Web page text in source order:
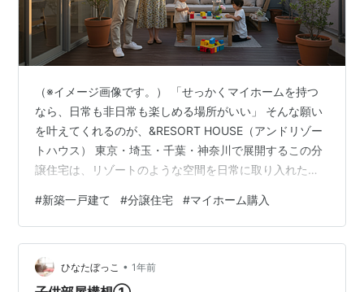
（※イメージ画像です。） 「せっかくマイホームを持つ
なら、日常も非日常も楽しめる場所がいい」 そんな願い
を叶えてくれるのが、&RESORT HOUSE（アンドリゾー
トハウス） 東京・埼玉・千葉・神奈川で展開するこの分
譲住宅は、リゾートのような空間を日常に取り入れた住
記事には一部広告と宣伝が含まれます。） 【目次】1．ま
るでリゾートホテル！贅沢設備が標準仕様2．安心の暮ら
しを支える制震・耐久システム3．20年先も価値ある住
まい「資産になる家」4．まとめ：一戸建ての購入を考え
るなら今 ▼来場予約は下記よりお申込み！▼ &RESORT
#新築一戸建て #分譲住宅 #マイホーム購入
ひなたぼっこ • 1年前